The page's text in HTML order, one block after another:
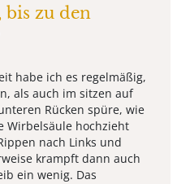
bis zu den
habe ich es regelmäßig,
als auch im sitzen auf
Rücken spüre, wie
Wirbelsäule hochzieht
nach Links und
krampft dann auch
ein wenig. Das